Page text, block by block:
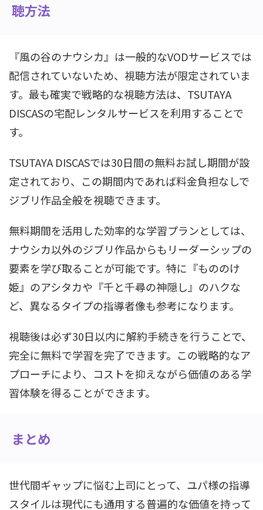
聴方法
『風の谷のナウシカ』は一般的なVODサービスでは
配信されていないため、視聴方法が限定されていま
す。最も確実で戦略的な視聴方法は、TSUTAYA
DISCASの宅配レンタルサービスを利用することで
す。
TSUTAYA DISCASでは30日間の無料お試し期間が設
定されており、この期間内であれば料金負担なしで
ジブリ作品全般を視聴できます。
無料期間を活用した効率的な学習プランとしては、
ナウシカ以外のジブリ作品からもリーダーシップの
要素を学び取ることが可能です。特に『もののけ
姫』のアシタカや『千と千尋の神隠し』のハクな
ど、異なるタイプの指導者像も参考になります。
視聴後は必ず30日以内に解約手続きを行うことで、
完全に無料で学習を完了できます。この戦略的なア
プローチにより、コストを抑えながら価値のある学
習体験を得ることができます。
まとめ
世代間ギャップに悩む上司にとって、ユパ様の指導
スタイルは現代にも通用する普遍的な価値を持って